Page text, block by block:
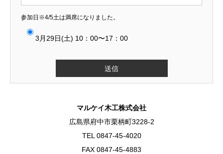
参加日※4/5土は満席になりました。
3月29日(土) 10：00〜17：00
マルケイ木工株式会社
広島県府中市栗柄町3228-2
TEL 0847-45-4020
FAX 0847-45-4883